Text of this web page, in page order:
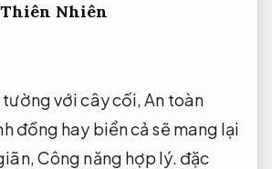
Nhiên
tường với cây cối,An toàn
đồng hay biển cả sẽ mang lại
Công năng hợp lý. đặc